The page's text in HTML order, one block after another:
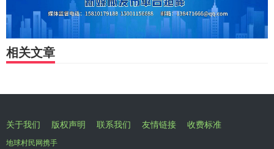
相关文章
关于我们 版权声明 联系我们 友情链接 收费标准
地球村民网携手